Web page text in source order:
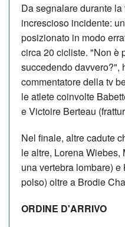
Da segnalare durante
increscioso incidente: u
posizionato in modo
circa 20 cicliste. "Non è
succedendo davvero?",
commentatore della tv
le atlete coinvolte
e Victoire Berteau
Nel finale, altre cadute
le altre, Lorena Wiebes,
una vertebra lombare) e
polso) oltre a Brodie
ORDINE D'ARRIVO